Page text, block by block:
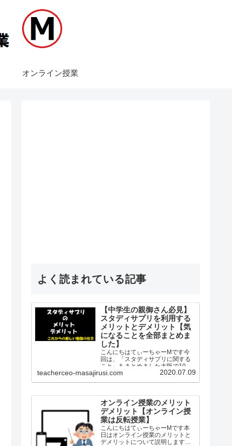
オンライン授業
よく読まれている記事
【中学生の親御さん必見】
スタディサプリを利用する
メリットとデメリット【気
になることを全部まとめま
した】
こんにちはてぃーちゃーMです今
回は、「スタディサプリに関する
こと」をまとめました大阪で10年
間公立学校の社会科の教師として
経験したというプロの観点から
「スタディサプリ」を紹介します
「…
teacherceo-masajirusi.com 2020.07.09
オンライン授業のメリット
デメリット【オンライン授
業は反転授業】
こんにちはてぃーちゃーMです本
日はオンライン授業のメリットと
デメリットについて説明します私